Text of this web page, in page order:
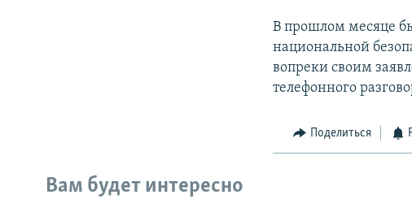
В прошлом месяце
национальной
вопреки своим
телефонного
Поделиться
Вам будет интересно